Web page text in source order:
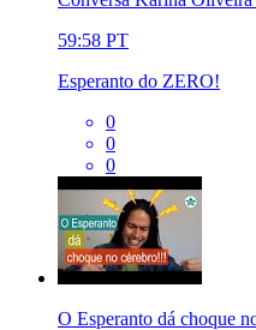
59:58 PT
Esperanto do ZERO!
0
0
0
O Esperanto dá choque